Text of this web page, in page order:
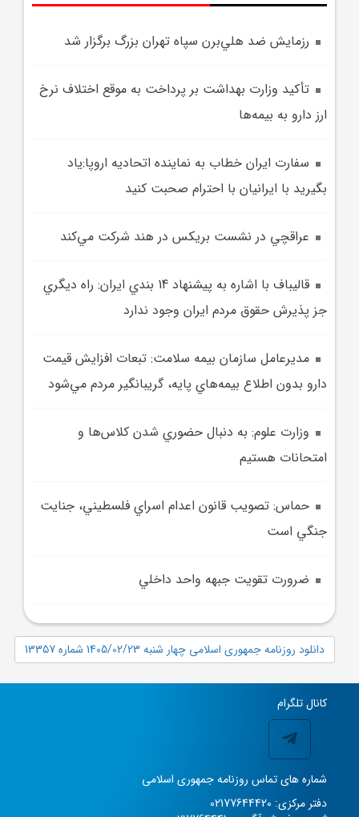
رزمايش ضد هلي‌برن سپاه تهران بزرگ برگزار شد
تأکيد وزارت بهداشت بر پرداخت به موقع اختلاف نرخ
ارز دارو به بيمه‌ها
سفارت ايران خطاب به نماينده اتحاديه اروپا:ياد
بگيريد با ايرانيان با احترام صحبت کنيد
عراقچي در نشست بريکس در هند شرکت مي‌کند
قاليباف با اشاره به پيشنهاد 14 بندي ايران: راه ديگري
جز پذيرش حقوق مردم ايران وجود ندارد
مديرعامل سازمان بيمه سلامت: تبعات افزايش قيمت
دارو بدون اطلاع بيمه‌هاي پايه، گريبانگير مردم مي‌شود
وزارت علوم: به دنبال حضوري شدن کلاس‌ها و
امتحانات هستيم
حماس: تصويب قانون اعدام اسراي فلسطيني، جنايت
جنگي است
ضرورت تقويت جبهه واحد داخلي
دانلود روزنامه جمهوری اسلامی چهار شنبه 1405/02/23 شماره 13357
کانال تلگرام
شماره های تماس روزنامه جمهوری اسلامی
دفتر مرکزی: 02177644420